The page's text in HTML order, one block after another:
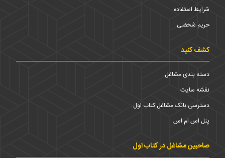
شرایط استفاده
حریم شخضی
کشف کنید
دسته بندی مشاغل
نقشه سایت
دسترسی بانک مشاغل کتاب اول
پنل اس ام اس
صاحبین مشاغل در کتاب اول